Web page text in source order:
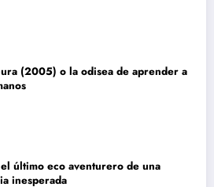
(2005) o la odisea de aprender a
el último eco aventurero de una
inesperada